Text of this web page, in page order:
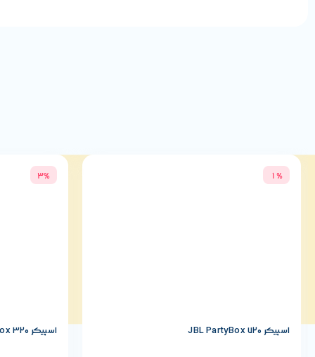
اسپیکر JBL PartyBox 720
1%
اسپیکر JBL PartyBox 320
3%